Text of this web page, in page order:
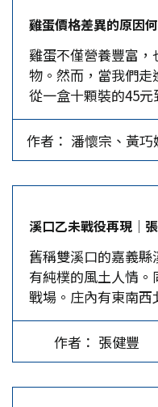
周；五州為鄉，使之
指的是城邦內的一種
「比」，二十五家
的是為了方便戶籍
街道辦事處和居民
街道中的最基層單
基層單位的編制雖然
《周禮•地官》「遂
為遂。」何謂「邦之
野」。城邦之外即郊
為「鄰、裡、酇、鄙
「比」與「鄰」相
前者屬郊內，後者
為五家之內相熟相
未嘗不可。 至於「
制單位，不過其範
雞蛋價格差異的原因
雞蛋不僅營養豐富
物。然而，當我們
從一盒十顆裝的45
三、四百元的高價
通常與雞的飼養方式
品牌等因素息息相
（最便宜）：雞隻集
高，但活動空間受限
雞飼養在經過改善
空間與棲息處。平
面飼養，活動空間
於放牧蛋與籠飼蛋
貴）：雞隻可在戶
通常較昂貴。有機
作者： 潘懷宗、黃巧
溪口乙未戰役再現│
舊稱雙溪口的嘉義
有純樸的風土人情
戰場。庄內有東南
等，擁有「鐵國」
最終防衛地。由該
的武器；也有一些
作者： 張健豐